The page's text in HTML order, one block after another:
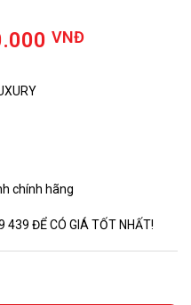
VNĐ.
VNĐGiá
chính hãng
ĐỂ CÓ GIÁ TỐT NHẤT!
LUXURY số lượng